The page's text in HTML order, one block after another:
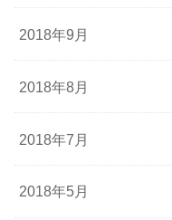
2018年9月
2018年8月
2018年7月
2018年5月